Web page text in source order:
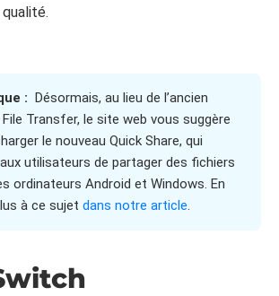
: Désormais, au lieu de l’ancien
Transfer, le site web vous suggère
le nouveau Quick Share, qui
utilisateurs de partager des fichiers
ordinateurs Android et Windows. En
à ce sujet dans notre article.